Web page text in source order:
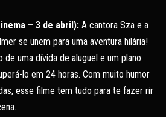
– 3 de abril): A cantora Sza e a
se unem para uma aventura hilária!
uma dívida de aluguel e um plano
lo em 24 horas. Com muito humor
esse filme tem tudo para te fazer rir